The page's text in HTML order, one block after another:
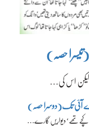
حصہ)
اس کی…
آئی تک(دوسرا حصہ)
تھے‘ دیواریں گارے…